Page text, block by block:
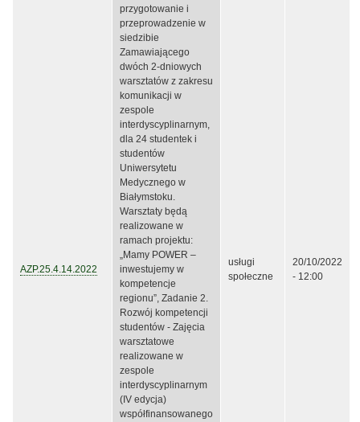
AZP.25.4.14.2022
przygotowanie i
przeprowadzenie w
siedzibie
Zamawiającego
dwóch 2-dniowych
warsztatów z zakresu
komunikacji w
zespole
interdyscyplinarnym,
dla 24 studentek i
studentów
Uniwersytetu
Medycznego w
Białymstoku.
Warsztaty będą
realizowane w
ramach projektu:
„Mamy POWER –
inwestujemy w
kompetencje
regionu”, Zadanie 2.
Rozwój kompetencji
studentów - Zajęcia
warsztatowe
realizowane w
zespole
interdyscyplinarnym
(IV edycja)
współfinansowanego
usługi
społeczne
20/10/2022
- 12:00